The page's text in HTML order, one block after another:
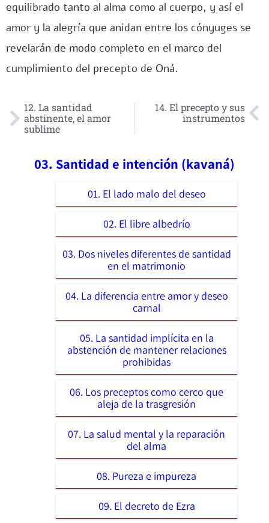
equilibrado tanto al alma como al cuerpo, y así el
amor y la alegría que anidan entre los cónyuges se
revelarán de modo completo en el marco del
cumplimiento del precepto de Oná.
12. La santidad
abstinente, el amor
sublime
14. El precepto y sus
instrumentos
03. Santidad e intención (kavaná)
01. El lado malo del deseo
02. El libre albedrío
03. Dos niveles diferentes de santidad
en el matrimonio
04. La diferencia entre amor y deseo
carnal
05. La santidad implícita en la
abstención de mantener relaciones
prohibidas
06. Los preceptos como cerco que
aleja de la trasgresión
07. La salud mental y la reparación
del alma
08. Pureza e impureza
09. El decreto de Ezra